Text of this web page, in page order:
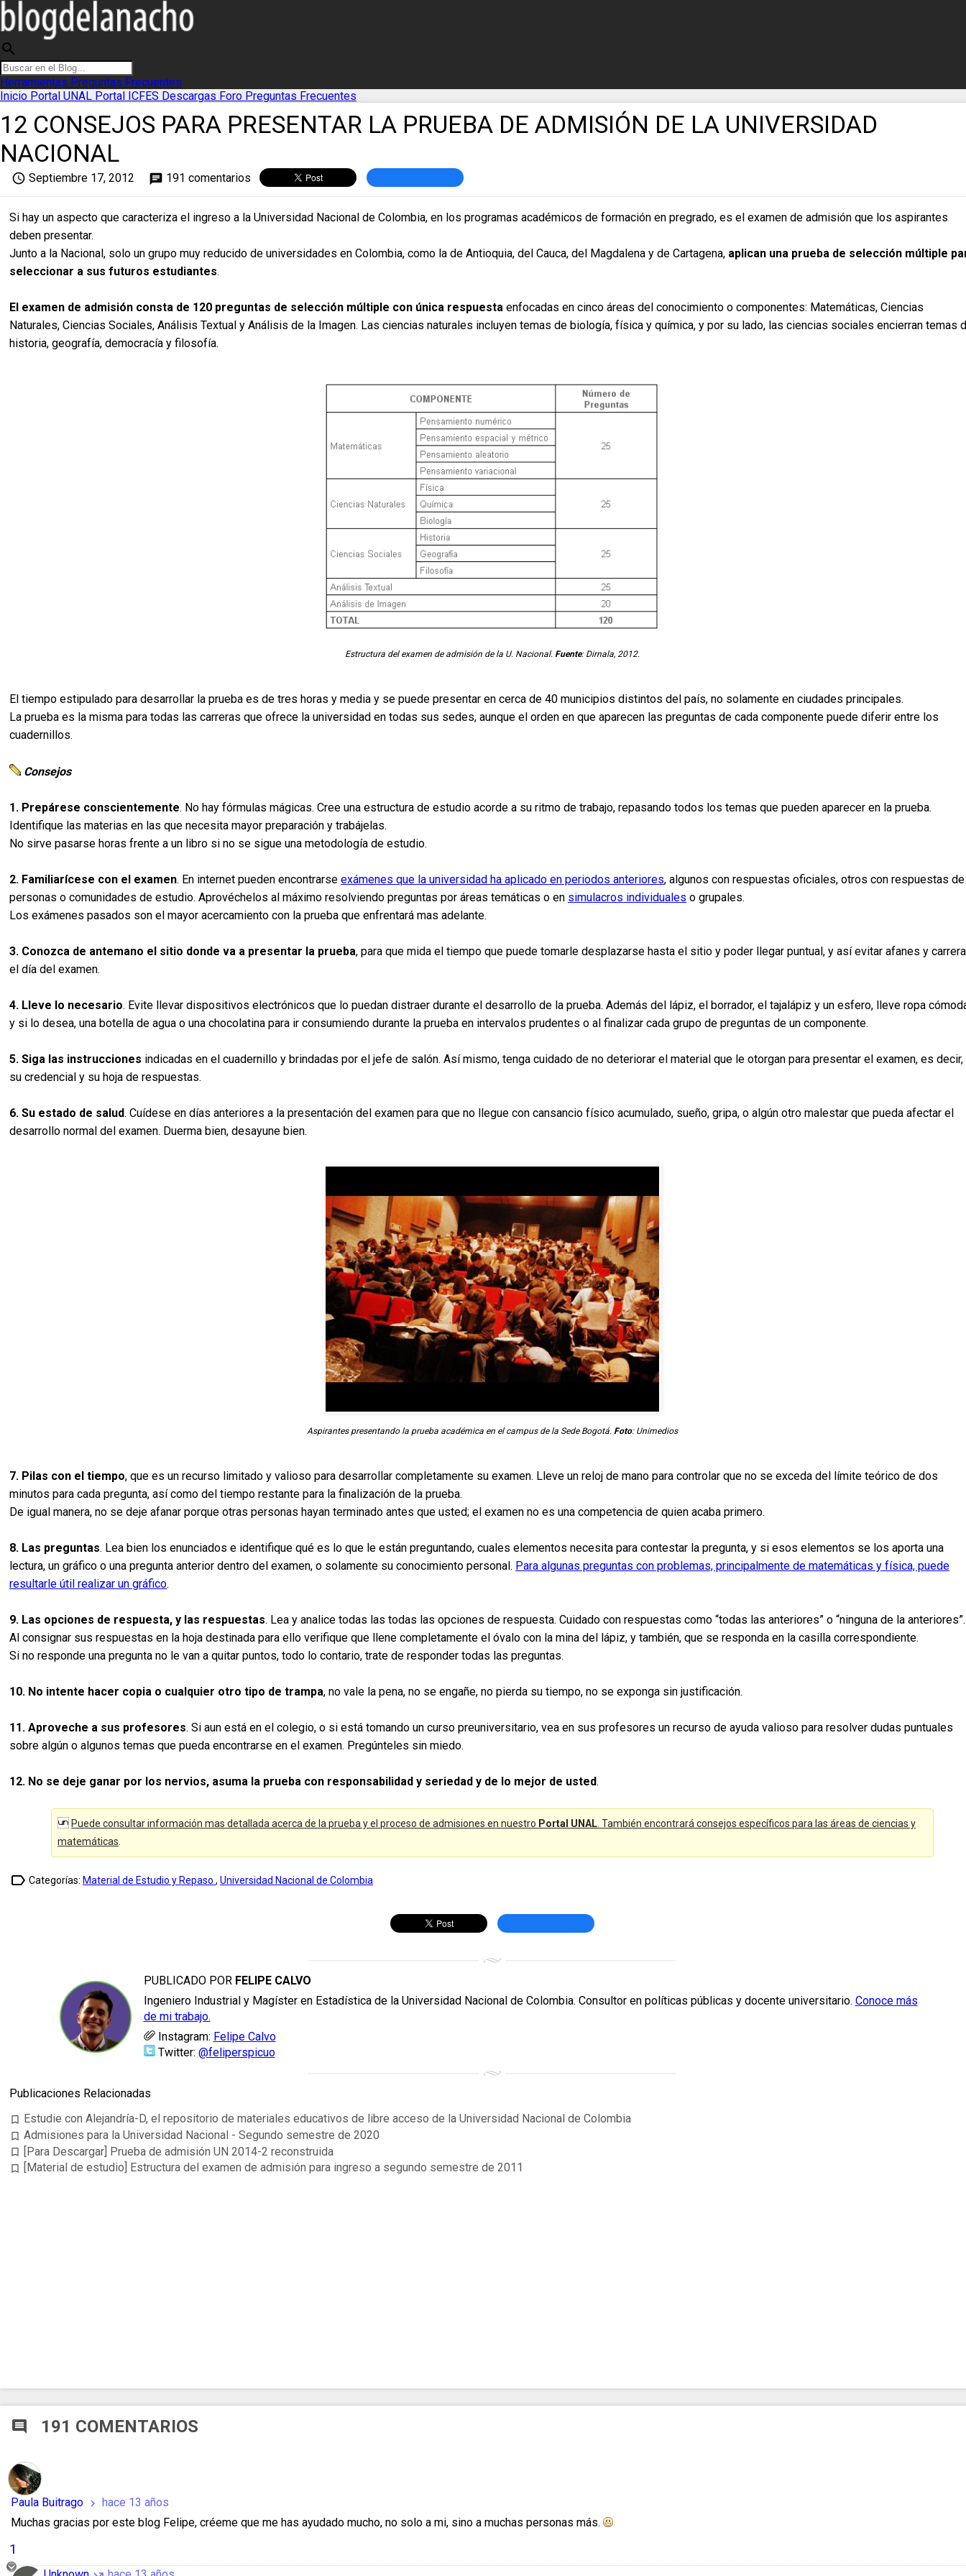
search
Herramientas Preguntas Frecuentes
Inicio Portal UNAL Portal ICFES Descargas Foro Preguntas Frecuentes
12 CONSEJOS PARA PRESENTAR LA PRUEBA DE ADMISIÓN DE LA UNIVERSIDAD
NACIONAL
access_time Septiembre 17, 2012 chat 191 comentarios
Si hay un aspecto que caracteriza el ingreso a la Universidad Nacional de Colombia, en los programas académicos de formación en pregrado, es el examen de admisión que los aspirantes
deben presentar.
Junto a la Nacional, solo un grupo muy reducido de universidades en Colombia, como la de Antioquia, del Cauca, del Magdalena y de Cartagena, aplican una prueba de selección múltiple
seleccionar a sus futuros estudiantes.
El examen de admisión consta de 120 preguntas de selección múltiple con única respuesta enfocadas en cinco áreas del conocimiento o componentes: Matemáticas, Ciencias
Naturales, Ciencias Sociales, Análisis Textual y Análisis de la Imagen. Las ciencias naturales incluyen temas de biología, física y química, y por su lado, las ciencias sociales encierran temas
historia, geografía, democracía y filosofía.
Estructura del examen de admisión de la U. Nacional. Fuente: Dirnala, 2012.
El tiempo estipulado para desarrollar la prueba es de tres horas y media y se puede presentar en cerca de 40 municipios distintos del país, no solamente en ciudades principales.
La prueba es la misma para todas las carreras que ofrece la universidad en todas sus sedes, aunque el orden en que aparecen las preguntas de cada componente puede diferir entre los
cuadernillos.
Consejos
1. Prepárese conscientemente. No hay fórmulas mágicas. Cree una estructura de estudio acorde a su ritmo de trabajo, repasando todos los temas que pueden aparecer en la prueba.
Identifique las materias en las que necesita mayor preparación y trabájelas.
No sirve pasarse horas frente a un libro si no se sigue una metodología de estudio.
2. Familiarícese con el examen. En internet pueden encontrarse exámenes que la universidad ha aplicado en periodos anteriores, algunos con respuestas oficiales, otros con respuestas de
personas o comunidades de estudio. Aprovéchelos al máximo resolviendo preguntas por áreas temáticas o en simulacros individuales o grupales.
Los exámenes pasados son el mayor acercamiento con la prueba que enfrentará mas adelante.
3. Conozca de antemano el sitio donde va a presentar la prueba, para que mida el tiempo que puede tomarle desplazarse hasta el sitio y poder llegar puntual, y así evitar afanes y
el día del examen.
4. Lleve lo necesario. Evite llevar dispositivos electrónicos que lo puedan distraer durante el desarrollo de la prueba. Además del lápiz, el borrador, el tajalápiz y un esfero, lleve ropa
y si lo desea, una botella de agua o una chocolatina para ir consumiendo durante la prueba en intervalos prudentes o al finalizar cada grupo de preguntas de un componente.
5. Siga las instrucciones indicadas en el cuadernillo y brindadas por el jefe de salón. Así mismo, tenga cuidado de no deteriorar el material que le otorgan para presentar el examen, es decir,
su credencial y su hoja de respuestas.
6. Su estado de salud. Cuídese en días anteriores a la presentación del examen para que no llegue con cansancio físico acumulado, sueño, gripa, o algún otro malestar que pueda afectar el
desarrollo normal del examen. Duerma bien, desayune bien.
Aspirantes presentando la prueba académica en el campus de la Sede Bogotá. Foto: Unimedios
7. Pilas con el tiempo, que es un recurso limitado y valioso para desarrollar completamente su examen. Lleve un reloj de mano para controlar que no se exceda del límite teórico de dos
minutos para cada pregunta, así como del tiempo restante para la finalización de la prueba.
De igual manera, no se deje afanar porque otras personas hayan terminado antes que usted; el examen no es una competencia de quien acaba primero.
8. Las preguntas. Lea bien los enunciados e identifique qué es lo que le están preguntando, cuales elementos necesita para contestar la pregunta, y si esos elementos se los aporta una
lectura, un gráfico o una pregunta anterior dentro del examen, o solamente su conocimiento personal. Para algunas preguntas con problemas, principalmente de matemáticas y física, puede
resultarle útil realizar un gráfico.
9. Las opciones de respuesta, y las respuestas. Lea y analice todas las todas las opciones de respuesta. Cuidado con respuestas como “todas las anteriores” o “ninguna de la anteriores”.
Al consignar sus respuestas en la hoja destinada para ello verifique que llene completamente el óvalo con la mina del lápiz, y también, que se responda en la casilla correspondiente.
Si no responde una pregunta no le van a quitar puntos, todo lo contario, trate de responder todas las preguntas.
10. No intente hacer copia o cualquier otro tipo de trampa, no vale la pena, no se engañe, no pierda su tiempo, no se exponga sin justificación.
11. Aproveche a sus profesores. Si aun está en el colegio, o si está tomando un curso preuniversitario, vea en sus profesores un recurso de ayuda valioso para resolver dudas puntuales
sobre algún o algunos temas que pueda encontrarse en el examen. Pregúnteles sin miedo.
12. No se deje ganar por los nervios, asuma la prueba con responsabilidad y seriedad y de lo mejor de usted.
Puede consultar información mas detallada acerca de la prueba y el proceso de admisiones en nuestro Portal UNAL . También encontrará consejos específicos para las áreas de ciencias y
matemáticas
label_outline Categorías: Material de Estudio y Repaso , Universidad Nacional de Colombia
PUBLICADO POR FELIPE CALVO
Ingeniero Industrial y Magíster en Estadística de la Universidad Nacional de Colombia. Consultor en políticas públicas y docente universitario. Conoce más
de mi trabajo.
Instagram: Felipe Calvo
Twitter: @feliperspicuo
Publicaciones Relacionadas
bookmark_border Estudie con Alejandría-D, el repositorio de materiales educativos de libre acceso de la Universidad Nacional de Colombia
bookmark_border Admisiones para la Universidad Nacional - Segundo semestre de 2020
bookmark_border [Para Descargar] Prueba de admisión UN 2014-2 reconstruida
bookmark_border [Material de estudio] Estructura del examen de admisión para ingreso a segundo semestre de 2011
comment 191 COMENTARIOS
Paula Buitrago chevron_right hace 13 años
Muchas gracias por este blog Felipe, créeme que me has ayudado mucho, no solo a mi, sino a muchas personas más.
1